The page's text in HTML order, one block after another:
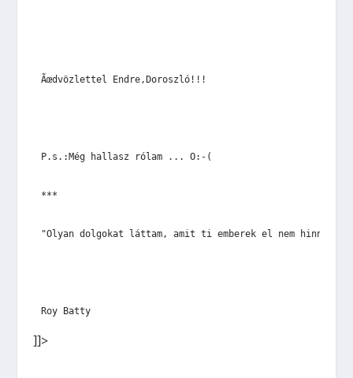
Ãœdvözlettel Endre,Doroszló!!!
P.s.:Még hallasz rólam ... O:-(
***
"Olyan dolgokat láttam, amit ti emberek el nem
Roy Batty
]]>